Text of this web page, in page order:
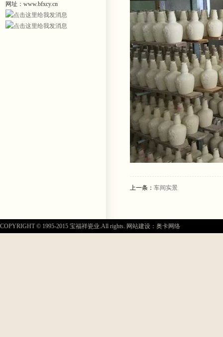
网址：www.bfxcy.cn
上一条： 车间实景
COPYRIGHT © 1995-2015 宝福祥瓷业.All rights. 网站建设：奥卡网络